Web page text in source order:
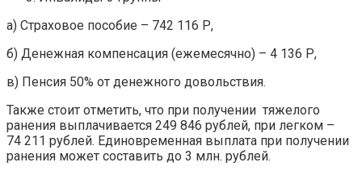
а) Страховое пособие – 742 116 Р,
б) Денежная компенсация (ежемесячно) – 4 136 Р,
в) Пенсия 50% от денежного довольствия.
Также стоит отметить, что при получении тяжелого
ранения выплачивается 249 846 рублей, при легком –
74 211 рублей. Единовременная выплата при получении
ранения может составить до 3 млн. рублей.